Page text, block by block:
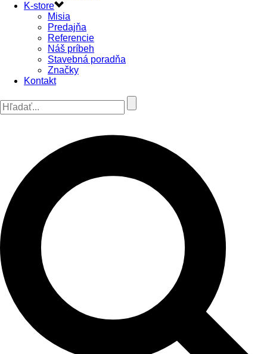
K-store
Misia
Predajňa
Referencie
Náš príbeh
Stavebná poradňa
Značky
Kontakt